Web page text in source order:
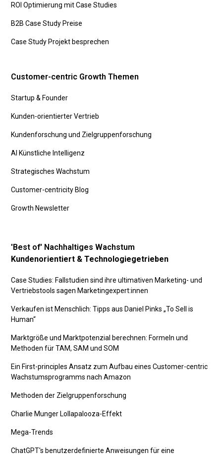
ROI Optimierung mit Case Studies
B2B Case Study Preise
Case Study Projekt besprechen
Customer-centric Growth Themen
Startup & Founder
Kunden-orientierter Vertrieb
Kundenforschung und Zielgruppenforschung
AI Künstliche Intelligenz
Strategisches Wachstum
Customer-centricity Blog
Growth Newsletter
'Best of' Nachhaltiges Wachstum
Kundenorientiert & Technologiegetrieben
Case Studies: Fallstudien sind ihre ultimativen Marketing- und
Vertriebstools sagen Marketingexpert:innen
Verkaufen ist Menschlich: Tipps aus Daniel Pinks „To Sell is
Human“
Marktgröße und Marktpotenzial berechnen: Formeln und
Methoden für TAM, SAM und SOM
Ein First-principles Ansatz zum Aufbau eines Customer-centric
Wachstumsprogramms nach Amazon
Methoden der Zielgruppenforschung
Charlie Munger Lollapalooza-Effekt
Mega-Trends
ChatGPT's benutzerdefinierte Anweisungen für eine